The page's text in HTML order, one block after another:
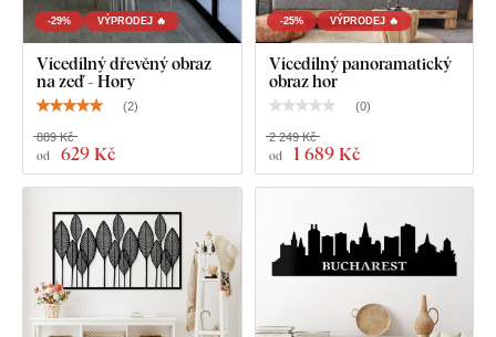
-29% VÝPRODEJ 🔥
Vícedílný dřevěný obraz
na zeď - Hory
(2)
od 629 Kč
889 Kč
-25% VÝPRODEJ 🔥
Vícedílný panoramatický
obraz hor
(0)
od 1 689 Kč
2 249 Kč